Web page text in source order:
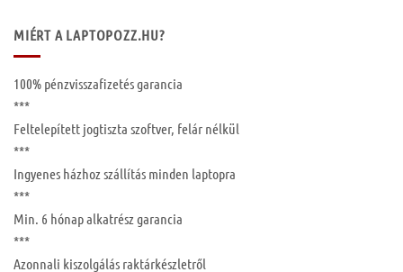
MIÉRT A LAPTOPOZZ.HU?
100% pénzvisszafizetés garancia
***
Feltelepített jogtiszta szoftver, felár nélkül
***
Ingyenes házhoz szállítás minden laptopra
***
Min. 6 hónapalkatrész garancia
***
Azonnali kiszolgálás raktárkészletről